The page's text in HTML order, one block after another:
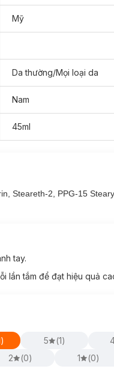
Thoáng Antibac
giới.
Nam Rexona Khô
mồ hôi mạnh.
bạn thiếu tự tin.
Nam Rexona Khô
ngăn mùi siêu cảm ứng tự
quần áo.
Mỹ
Da thường/Mọi loại da
Nam
45ml
Steareth-2, PPG-15
tay.
lần tắm để đạt hiệu quả
) 5 (1)
2
(0) 1 (0)